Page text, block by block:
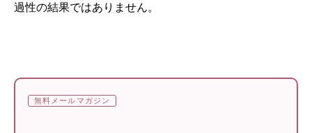
過性の結果ではありません。
無料メールマガジン